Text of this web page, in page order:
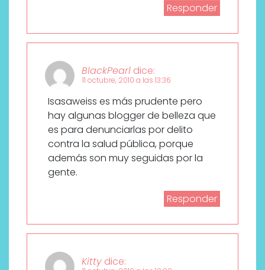
Responder
BlackPearl dice:
11 octubre, 2010 a las 13:36
Isasaweiss es más prudente pero
hay algunas blogger de belleza que
es para denunciarlas por delito
contra la salud pública, porque
además son muy seguidas por la
gente.
Responder
Kitty dice: